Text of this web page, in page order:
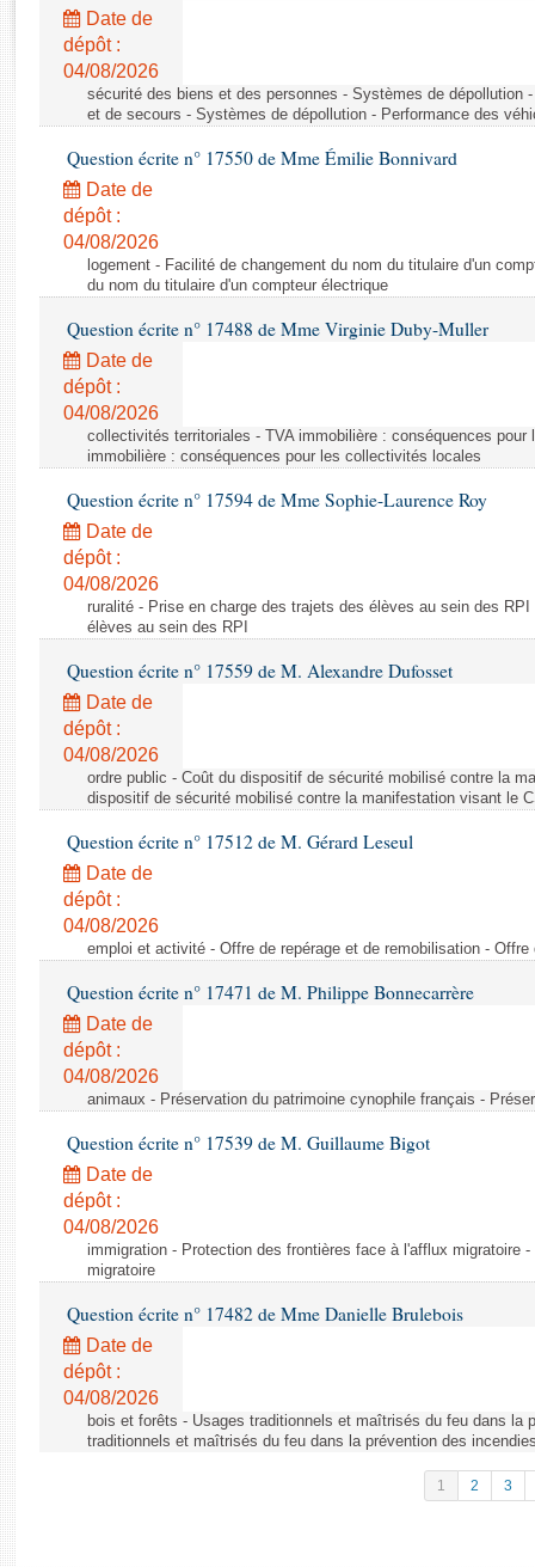
Rapports législatifs
Rapports sur l'application des lois
Baromètre de l’application des lois
Dossiers législatifs
Budget et sécurité sociale
Questions écrites et orales
Comptes rendus des débats
Date de
dépôt :
04/08/2026
sécurité des biens et des personnes - Systèmes de dépollution
et de secours - Systèmes de dépollution - Performance des
Question écrite n° 17550 de Mme Émilie Bonnivard
Date de
dépôt :
04/08/2026
logement - Facilité de changement du nom du titulaire d'un
du nom du titulaire d'un compteur électrique
Question écrite n° 17488 de Mme Virginie Duby-Muller
Date de
dépôt :
04/08/2026
collectivités territoriales - TVA immobilière : conséquences
immobilière : conséquences pour les collectivités locales
Question écrite n° 17594 de Mme Sophie-Laurence Roy
Date de
dépôt :
04/08/2026
ruralité - Prise en charge des trajets des élèves au sein des
élèves au sein des RPI
Question écrite n° 17559 de M. Alexandre Dufosset
Date de
dépôt :
04/08/2026
ordre public - Coût du dispositif de sécurité mobilisé contre la
dispositif de sécurité mobilisé contre la manifestation visant le
Question écrite n° 17512 de M. Gérard Leseul
Date de
dépôt :
04/08/2026
emploi et activité - Offre de repérage et de remobilisation -
Question écrite n° 17471 de M. Philippe Bonnecarrère
Date de
dépôt :
04/08/2026
animaux - Préservation du patrimoine cynophile français -
Question écrite n° 17539 de M. Guillaume Bigot
Date de
dépôt :
04/08/2026
immigration - Protection des frontières face à l'afflux migratoire
migratoire
Question écrite n° 17482 de Mme Danielle Brulebois
Date de
dépôt :
04/08/2026
bois et forêts - Usages traditionnels et maîtrisés du feu dans la
traditionnels et maîtrisés du feu dans la prévention des
1 2 3